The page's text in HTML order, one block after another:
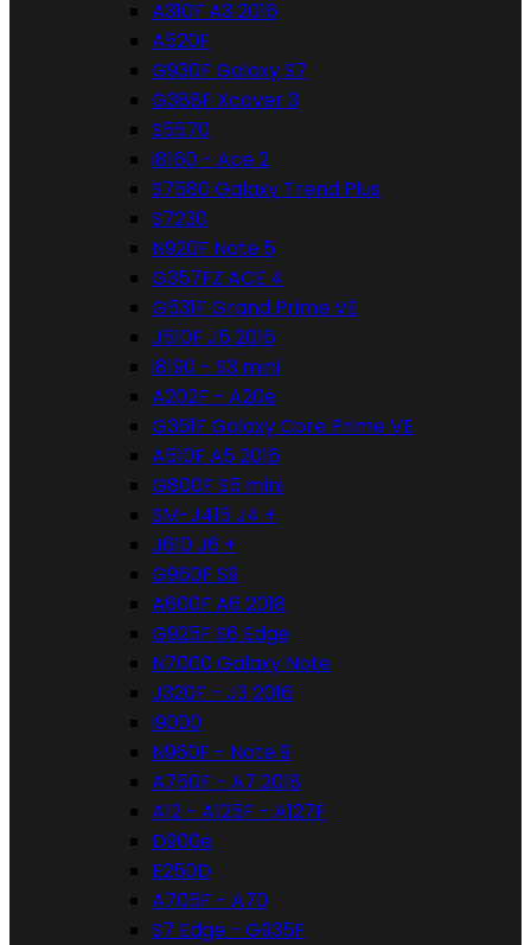
A310F A3 2016
A520F
G930F Galaxy S7
G388F Xcover 3
S5570
i8160 - Ace 2
S7580 Galaxy Trend Plus
S7230
N920F Note 5
G357FZ ACE 4
G531F Grand Prime VE
J510F J5 2016
i8190 - S3 mini
A202F - A20e
G361F Galaxy Core Prime VE
A510F A5 2016
G800F S5 mini
SM-J415 J4 +
J610 J6 +
G960F S9
A600F A6 2018
G925F S6 Edge
N7000 Galaxy Note
J320F - J3 2016
i9000
N960F - Note 9
A750F - A7 2018
A12 - A125F - A127F
D900e
E250D
A705F - A70
S7 Edge - G935F